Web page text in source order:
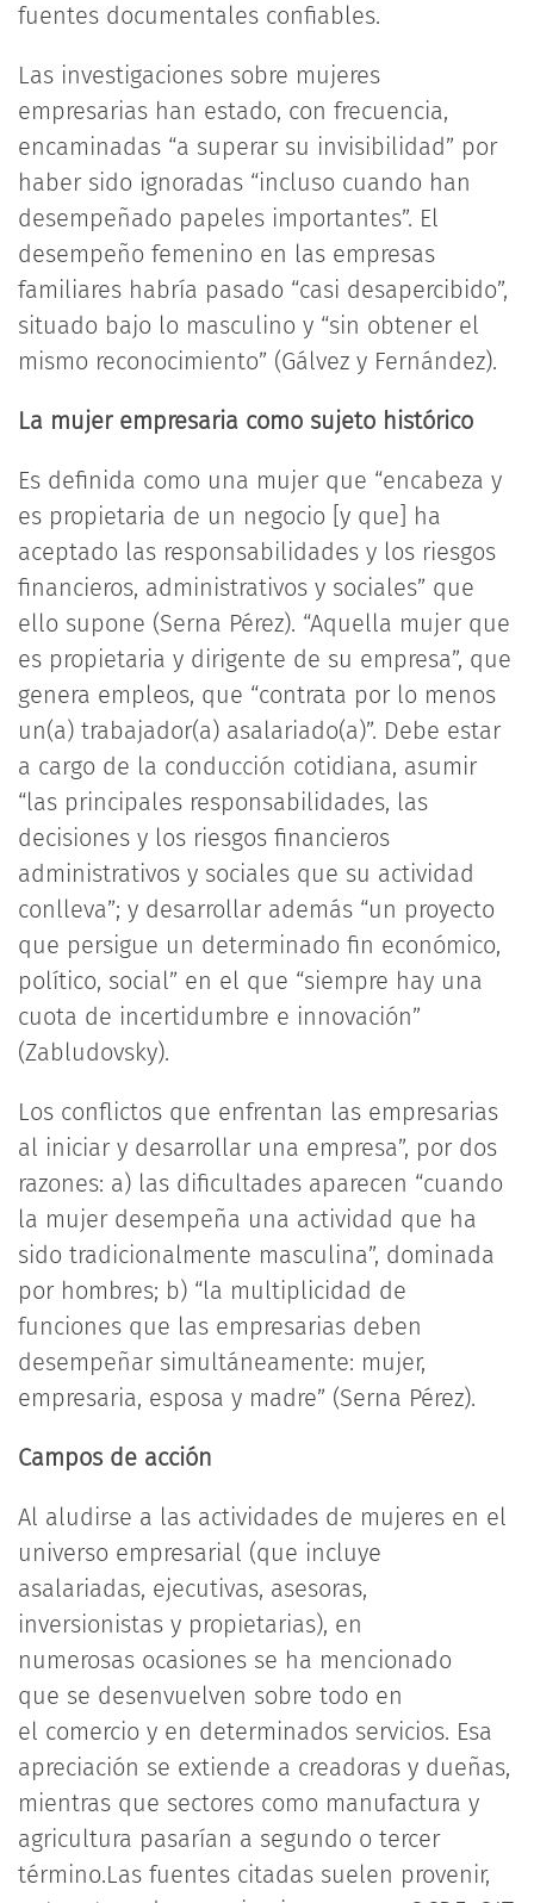
fuentes documentales confiables.
Las investigaciones sobre mujeres
empresarias han estado, con frecuencia,
encaminadas “a superar su invisibilidad” por
haber sido ignoradas “incluso cuando han
desempeñado papeles importantes”. El
desempeño femenino en las empresas
familiares habría pasado “casi desapercibido”,
situado bajo lo masculino y “sin obtener el
mismo reconocimiento” (Gálvez y Fernández).
La mujer empresaria como sujeto histórico
Es definida como una mujer que “encabeza y
es propietaria de un negocio [y que] ha
aceptado las responsabilidades y los riesgos
financieros, administrativos y sociales” que
ello supone (Serna Pérez). “Aquella mujer que
es propietaria y dirigente de su empresa”, que
genera empleos, que “contrata por lo menos
un(a) trabajador(a) asalariado(a)”. Debe estar
a cargo de la conducción cotidiana, asumir
“las principales responsabilidades, las
decisiones y los riesgos financieros
administrativos y sociales que su actividad
conlleva”; y desarrollar además “un proyecto
que persigue un determinado fin económico,
político, social” en el que “siempre hay una
cuota de incertidumbre e innovación”
(Zabludovsky).
Los conflictos que enfrentan las empresarias
al iniciar y desarrollar una empresa”, por dos
razones: a) las dificultades aparecen “cuando
la mujer desempeña una actividad que ha
sido tradicionalmente masculina”, dominada
por hombres; b) “la multiplicidad de
funciones que las empresarias deben
desempeñar simultáneamente: mujer,
empresaria, esposa y madre” (Serna Pérez).
Campos de acción
Al aludirse a las actividades de mujeres en el
universo empresarial (que incluye
asalariadas, ejecutivas, asesoras,
inversionistas y propietarias), en
numerosas ocasiones se ha mencionado
que se desenvuelven sobre todo en
el comercio y en determinados servicios. Esa
apreciación se extiende a creadoras y dueñas,
mientras que sectores como manufactura y
agricultura pasarían a segundo o tercer
término.Las fuentes citadas suelen provenir,